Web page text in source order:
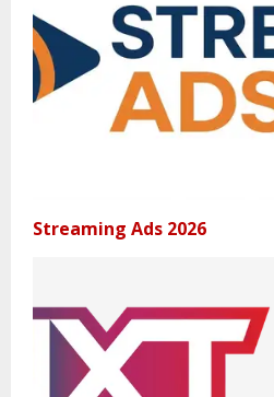
Streaming Ads 2026